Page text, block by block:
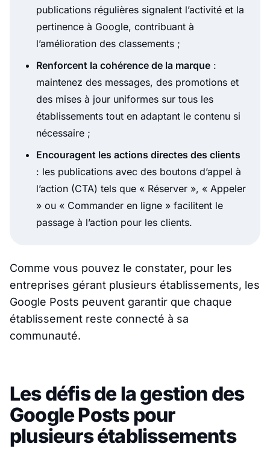
publications régulières signalent l’activité et la
pertinence à Google, contribuant à
l’amélioration des classements ;
Renforcent la cohérence de la marque :
maintenez des messages, des promotions et
des mises à jour uniformes sur tous les
établissements tout en adaptant le contenu si
nécessaire ;
Encouragent les actions directes des clients
: les publications avec des boutons d’appel à
l’action (CTA) tels que « Réserver », « Appeler
» ou « Commander en ligne » facilitent le
passage à l’action pour les clients.
Comme vous pouvez le constater, pour les
entreprises gérant plusieurs établissements, les
Google Posts peuvent garantir que chaque
établissement reste connecté à sa
communauté.
Les défis de la gestion des
Google Posts pour
plusieurs établissements